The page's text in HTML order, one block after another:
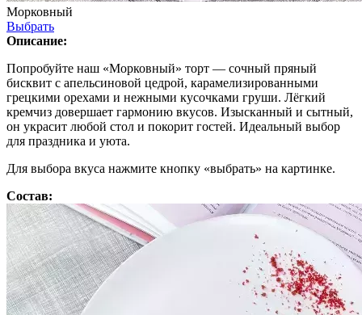
Морковный
Выбрать
Описание:
Попробуйте наш «Морковный» торт — сочный пряный
бисквит с апельсиновой цедрой, карамелизированными
грецкими орехами и нежными кусочками груши. Лёгкий
кремчиз довершает гармонию вкусов. Изысканный и сытный,
он украсит любой стол и покорит гостей. Идеальный выбор
для праздника и уюта.
Для выбора вкуса нажмите кнопку «выбрать» на картинке.
Состав: